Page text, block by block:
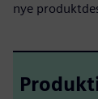
nye